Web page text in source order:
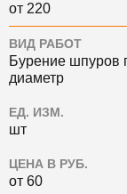
от 220
ВИД РАБОТ
Бурение шпуров
диаметр
ЕД. ИЗМ.
шт
ЦЕНА В РУБ.
от 60